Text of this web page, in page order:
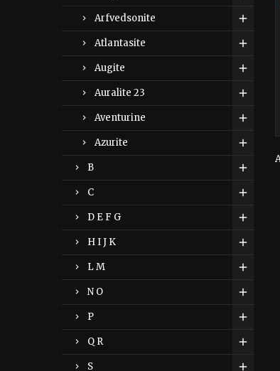
Arfvedsonite
Atlantasite
Augite
Auralite 23
Aventurine
Azurite
B
C
D E F G
H I J K
L M
N O
P
Q R
S